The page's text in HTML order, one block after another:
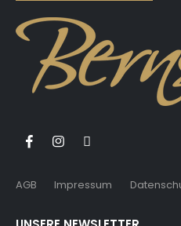
AGB Impressum